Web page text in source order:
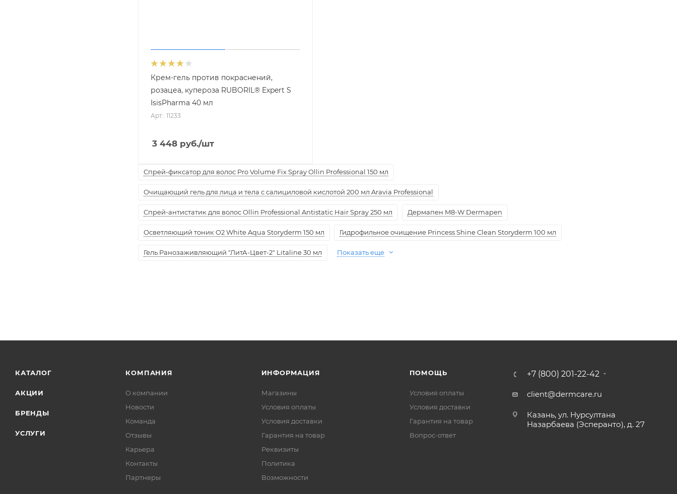
Крем-гель против покраснений,
розацеа, купероза RUBORIL® Expert S
IsisPharma 40 мл
Арт.: 11233
3 448 руб./шт
Спрей-фиксатор для волос Pro Volume Fix Spray Ollin Professional 150 мл
Очищающий гель для лица и тела с салициловой кислотой 200 мл Aravia Professional
Спрей-антистатик для волос Ollin Professional Antistatic Hair Spray 250 мл Дермапен M8-W Dermapen
Осветляющий тоник O2 White Aqua Storyderm 150 мл Гидрофильное очищение Princess Shine Clean Storyderm 100 мл
Гель Ранозаживляющий "ЛитА-Цвет-2" Litaline 30 мл Показать еще
КАТАЛОГ
АКЦИИ
БРЕНДЫ
УСЛУГИ
КОМПАНИЯ
О компании
Новости
Команда
Отзывы
Карьера
Контакты
Партнеры
ИНФОРМАЦИЯ
Магазины
Условия оплаты
Условия доставки
Гарантия на товар
Реквизиты
Политика
Возможности
ПОМОЩЬ
Условия оплаты
Условия доставки
Гарантия на товар
Вопрос-ответ
+7 (800) 201-22-42
client@dermcare.ru
Казань, ул. Нурсултана
Назарбаева (Эсперанто), д. 27